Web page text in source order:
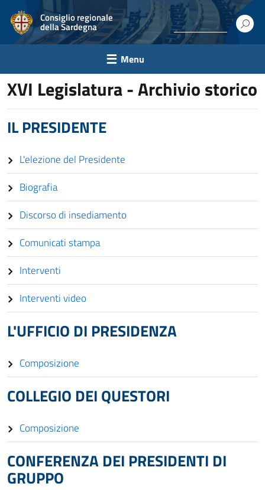
Consiglio regionale
della Sardegna
Menu
XVI Legislatura - Archivio storico
IL PRESIDENTE
L'elezione del Presidente
Biografia
Discorso di insediamento
Comunicati stampa
Interventi
Interventi video
L'UFFICIO DI PRESIDENZA
Composizione
COLLEGIO DEI QUESTORI
Composizione
CONFERENZA DEI PRESIDENTI DI
GRUPPO